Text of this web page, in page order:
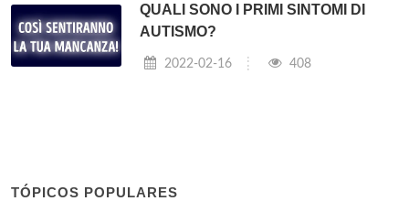
QUALI SONO I PRIMI SINTOMI DI
AUTISMO?
2022-02-16 408
TÓPICOS POPULARES